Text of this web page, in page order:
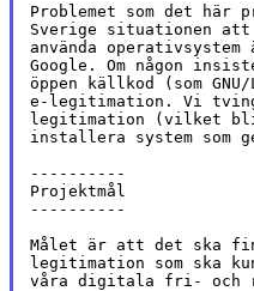
Problemet som det
Sverige situationen att
använda
Google. Om någon
öppen källkod (som
e-legitimation. Vi
legitimation (vilket
installera system som
----------
Projektmål
----------
Målet är att det ska
legitimation som ska
våra digitala fri- och